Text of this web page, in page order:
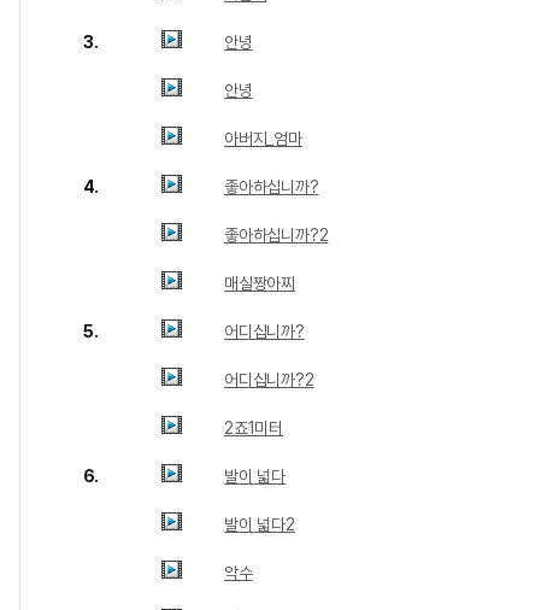
3. 안녕
안녕
아버지_엄마
4. 좋아하십니까?
좋아하십니까?2
매실짱아찌
5. 어디십니까?
어디십니까?2
2죠1미터
6. 발이 넓다
발이 넓다2
악수